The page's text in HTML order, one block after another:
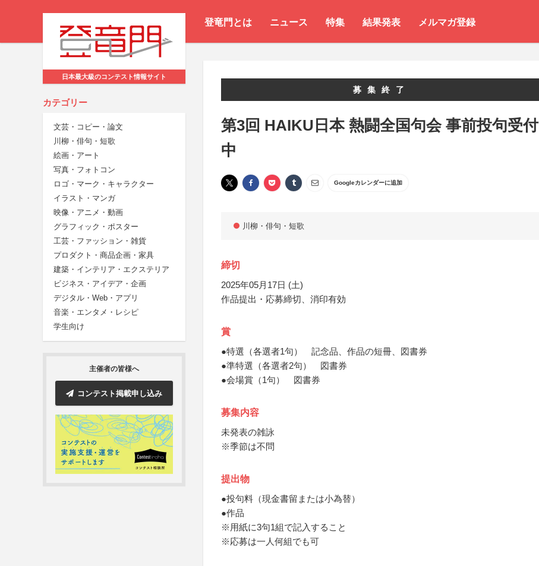
登竜門とは ニュース 特集 結果発表 メルマガ登録
日本最大級のコンテスト情報サイト
カテゴリー
文芸・コピー・論文
川柳・俳句・短歌
絵画・アート
写真・フォトコン
ロゴ・マーク・キャラクター
イラスト・マンガ
映像・アニメ・動画
グラフィック・ポスター
工芸・ファッション・雑貨
プロダクト・商品企画・家具
建築・インテリア・エクステリア
ビジネス・アイデア・企画
デジタル・Web・アプリ
音楽・エンタメ・レシピ
学生向け
主催者の皆様へ
コンテスト掲載申し込み
募集終了
第3回 HAIKU日本 熱闘全国句会 事前投句受付
中
Googleカレンダーに追加
川柳・俳句・短歌
締切
2025年05月17日 (土)
作品提出・応募締切、消印有効
賞
●特選（各選者1句） 記念品、作品の短冊、図書券
●準特選（各選者2句） 図書券
●会場賞（1句） 図書券
募集内容
未発表の雑詠
※季節は不問
提出物
●投句料（現金書留または小為替）
●作品
※用紙に3句1組で記入すること
※応募は一人何組でも可